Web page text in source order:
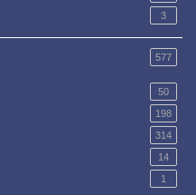
3
577
50
198
314
14
1